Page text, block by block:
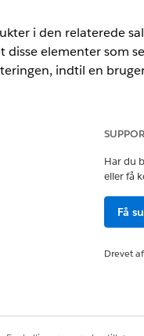
i den relaterede
elementer som
indtil en
med en
attributter og
og relaterede
Har du
eller få
Få
Drevet af